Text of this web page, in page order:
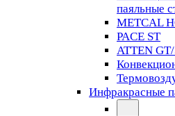
паяльные
METCAL
PACE ST
ATTEN
Инфракрасные